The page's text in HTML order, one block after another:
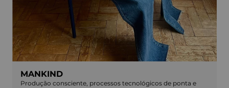
MANKIND
Produção consciente, processos tecnológicos de ponta e